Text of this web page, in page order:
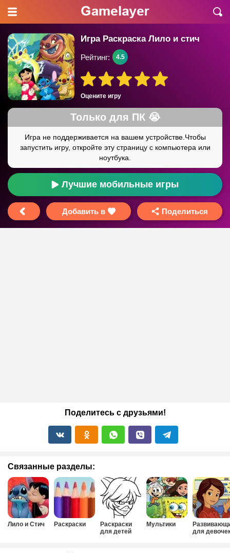
Игра Раскраска Лило и стич
Оцените игру
Рейтинг: 4.5
Лучшие мобильные игры
Добавить в Поделиться
Поделитесь с друзьями!
Связанные разделы:
Лило и Стич Раскраски
Раскраски
для детей
Мультики
для